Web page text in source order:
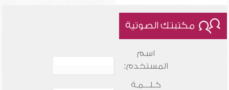
مكتبتك الصوتية
اسم
المستخدم:
كـلـــمـة